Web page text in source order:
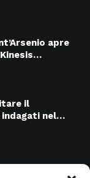
apre
il
indagati nel…